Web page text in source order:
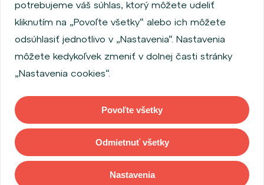
Zamestnanecký akciový program
Povinne zverejňované informácie
Finančná výkonnosť
Regulation S, Rule 144a
MiFID Information
Disclaimer
Copyright © 2026 WOOD & Company Všetky práva vyhradené. (WOOD &
Company Financial Services, a. s. je regulovaná Českou národnou bankou
so sídlom Na Příkopě 28, 115 03, Praha 1, Česká republika).
potrebujeme váš súhlas, ktorý môžete udeliť
kliknutím na „Povoľte všetky“ alebo ich môžete
odsúhlasiť jednotlivo v „Nastavenia“. Nastavenia
môžete kedykoľvek zmeniť v dolnej časti stránky
„Nastavenia cookies“.
Nastavenia
Odmietnuť všetky
Povoľte všetky